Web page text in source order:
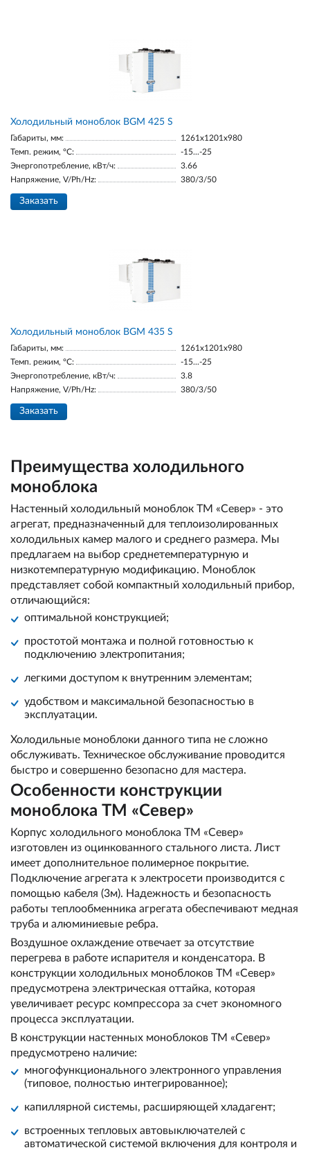
Холодильный моноблок BGM 425 S
Габариты, мм:
1261x1201x980
Темп. режим, °С:
-15...-25
Энергопотребление, кВт/ч:
3.66
Напряжение, V/Ph/Hz:
380/3/50
Заказать
Холодильный моноблок BGM 435 S
Габариты, мм:
1261x1201x980
Темп. режим, °С:
-15...-25
Энергопотребление, кВт/ч:
3.8
Напряжение, V/Ph/Hz:
380/3/50
Заказать
Преимущества холодильного
моноблока
Настенный холодильный моноблок ТМ «Север» - это
агрегат, предназначенный для теплоизолированных
холодильных камер малого и среднего размера. Мы
предлагаем на выбор среднетемпературную и
низкотемпературную модификацию. Моноблок
представляет собой компактный холодильный прибор,
отличающийся:
оптимальной конструкцией;
простотой монтажа и полной готовностью к
подключению электропитания;
легкими доступом к внутренним элементам;
удобством и максимальной безопасностью в
эксплуатации.
Холодильные моноблоки данного типа не сложно
обслуживать. Техническое обслуживание проводится
быстро и совершенно безопасно для мастера.
Особенности конструкции
моноблока ТМ «Север»
Корпус холодильного моноблока ТМ «Север»
изготовлен из оцинкованного стального листа. Лист
имеет дополнительное полимерное покрытие.
Подключение агрегата к электросети производится с
помощью кабеля (3м). Надежность и безопасность
работы теплообменника агрегата обеспечивают медная
труба и алюминиевые ребра.
Воздушное охлаждение отвечает за отсутствие
перегрева в работе испарителя и конденсатора. В
конструкции холодильных моноблоков ТМ «Север»
предусмотрена электрическая оттайка, которая
увеличивает ресурс компрессора за счет экономного
процесса эксплуатации.
В конструкции настенных моноблоков ТМ «Север»
предусмотрено наличие:
многофункционального электронного управления
(типовое, полностью интегрированное);
капиллярной системы, расширяющей хладагент;
встроенных тепловых автовыключателей с
автоматической системой включения для контроля и